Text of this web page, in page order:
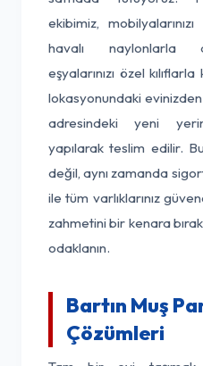
ekibimiz,
havalı naylonlarla
eşyalarınızı özel
lokasyonundaki
adresindeki yeni
yapılarak teslim edilir.
değil, aynı zamanda
ile tüm varlıklarınız
zahmetini bir kenara
odaklanın.
Bartın Muş
Çözümleri